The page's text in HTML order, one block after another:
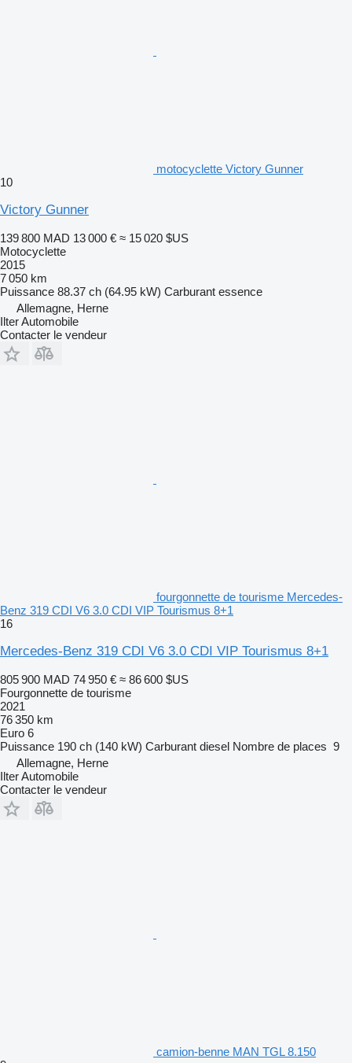
motocyclette Victory Gunner
10
Victory Gunner
139 800 MAD 13 000 € ≈ 15 020 $US
Motocyclette
2015
7 050 km
Puissance 88.37 ch (64.95 kW) Carburant essence
Allemagne, Herne
Ilter Automobile
Contacter le vendeur
fourgonnette de tourisme Mercedes-
Benz 319 CDI V6 3.0 CDI VIP Tourismus 8+1
16
Mercedes-Benz 319 CDI V6 3.0 CDI VIP Tourismus 8+1
805 900 MAD 74 950 € ≈ 86 600 $US
Fourgonnette de tourisme
2021
76 350 km
Euro 6
Puissance 190 ch (140 kW) Carburant diesel Nombre de places 9
Allemagne, Herne
Ilter Automobile
Contacter le vendeur
camion-benne MAN TGL 8.150